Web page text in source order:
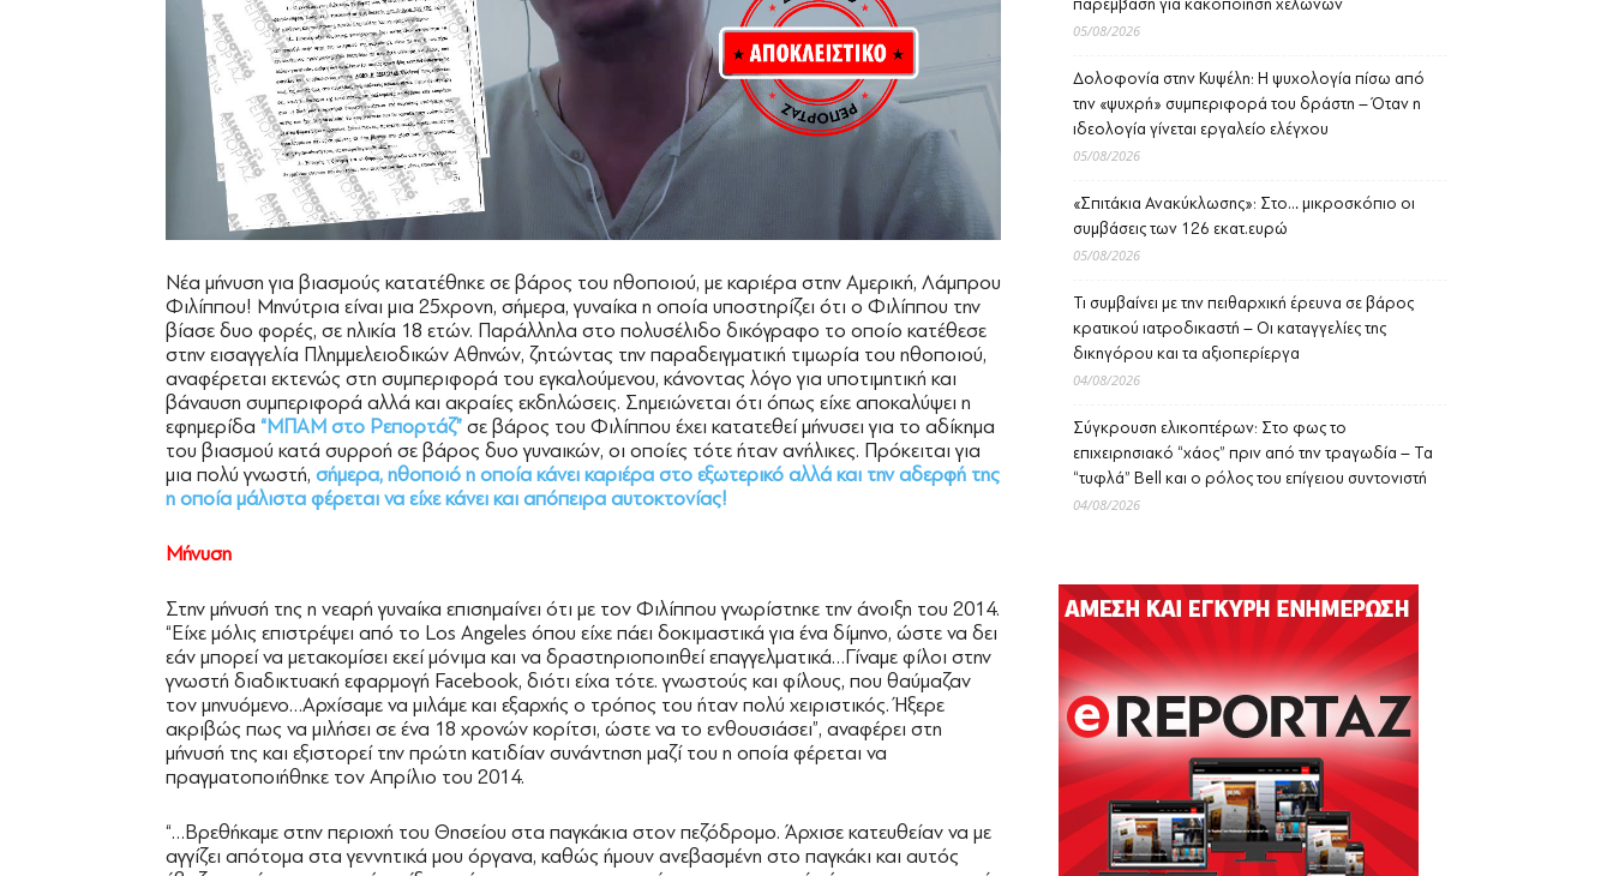
Νέα μήνυση για βιασμούς κατατέθηκε σε βάρος του ηθοποιού, με καριέρα στην Αμερική, Λάμπρου
Φιλίππου! Μηνύτρια είναι μια 25χρονη, σήμερα, γυναίκα η οποία υποστηρίζει ότι ο Φιλίππου την
βίασε δυο φορές, σε ηλικία 18 ετών. Παράλληλα στο πολυσέλιδο δικόγραφο το οποίο κατέθεσε
στην εισαγγελία Πλημμελειοδικών Αθηνών, ζητώντας την παραδειγματική τιμωρία του ηθοποιού,
αναφέρεται εκτενώς στη συμπεριφορά του εγκαλούμενου, κάνοντας λόγο για υποτιμητική και
βάναυση συμπεριφορά αλλά και ακραίες εκδηλώσεις. Σημειώνεται ότι όπως είχε αποκαλύψει η
εφημερίδα “ΜΠΑΜ στο Ρεπορτάζ” σε βάρος του Φιλίππου έχει κατατεθεί μήνυσει για το αδίκημα
του βιασμού κατά συρροή σε βάρος δυο γυναικών, οι οποίες τότε ήταν ανήλικες. Πρόκειται για
μια πολύ γνωστή, σήμερα, ηθοποιό η οποία κάνει καριέρα στο εξωτερικό αλλά και την αδερφή της
η οποία μάλιστα φέρεται να είχε κάνει και απόπειρα αυτοκτονίας!
Μήνυση
Στην μήνυσή της η νεαρή γυναίκα επισημαίνει ότι με τον Φιλίππου γνωρίστηκε την άνοιξη του 2014.
“Είχε μόλις επιστρέψει από το Los Angeles όπου είχε πάει δοκιμαστικά για ένα δίμηνο, ώστε να δει
εάν μπορεί να μετακομίσει εκεί μόνιμα και να δραστηριοποιηθεί επαγγελματικά…Γίναμε φίλοι στην
γνωστή διαδικτυακή εφαρμογή Facebook, διότι είχα τότε. γνωστούς και φίλους, που θαύμαζαν
τον μηνυόμενο…Αρχίσαμε να μιλάμε και εξαρχής ο τρόπος του ήταν πολύ χειριστικός. Ήξερε
ακριβώς πως να μιλήσει σε ένα 18 χρονών κορίτσι, ώστε να το ενθουσιάσει”, αναφέρει στη
μήνυσή της και εξιστορεί την πρώτη κατιδίαν συνάντηση μαζί του η οποία φέρεται να
πραγματοποιήθηκε τον Απρίλιο του 2014.
“…Βρεθήκαμε στην περιοχή του Θησείου στα παγκάκια στον πεζόδρομο. Άρχισε κατευθείαν να με
αγγίζει απότομα στα γεννητικά μου όργανα, καθώς ήμουν ανεβασμένη στο παγκάκι και αυτός
παρέμβαση για κακοποίηση χελώνων
05/08/2026
Δολοφονία στην Κυψέλη: Η ψυχολογία πίσω από
την «ψυχρή» συμπεριφορά του δράστη – Όταν η
ιδεολογία γίνεται εργαλείο ελέγχου
05/08/2026
«Σπιτάκια Ανακύκλωσης»: Στο… μικροσκόπιο οι
συμβάσεις των 126 εκατ.ευρώ
05/08/2026
Τι συμβαίνει με την πειθαρχική έρευνα σε βάρος
κρατικού ιατροδικαστή – Οι καταγγελίες της
δικηγόρου και τα αξιοπερίεργα
04/08/2026
Σύγκρουση ελικοπτέρων: Στο φως το
επιχειρησιακό “χάος” πριν από την τραγωδία – Τα
“τυφλά” Bell και ο ρόλος του επίγειου συντονιστή
04/08/2026